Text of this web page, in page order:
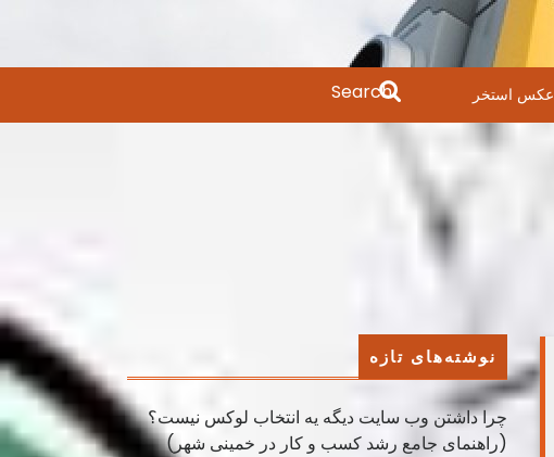
عکس استخر
Search
for:
نوشته‌های تازه
چرا داشتن وب سایت دیگه یه انتخاب لوکس نیست؟
(راهنمای جامع رشد کسب ‌و کار در خمینی ‌شهر)